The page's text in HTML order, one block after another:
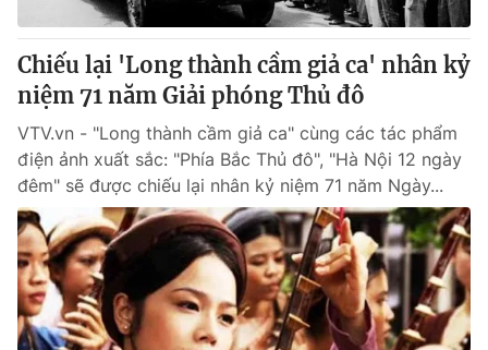
Thị trường
Tư vấn
Lịch phát sóng
Chuyên mục khác
Emagazine Podcast
Photo Infographic
Video Shorts video
VTV Money VTV Thể thao
Chiếu lại 'Long thành cầm giả ca' nhân kỷ
niệm 71 năm Giải phóng Thủ đô
VTV.vn - "Long thành cầm giả ca" cùng các tác phẩm
điện ảnh xuất sắc: "Phía Bắc Thủ đô", "Hà Nội 12 ngày
đêm" sẽ được chiếu lại nhân kỷ niệm 71 năm Ngày...